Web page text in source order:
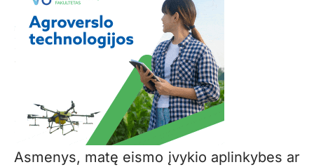
Asmenys, matę eismo įvykio aplinkybes ar